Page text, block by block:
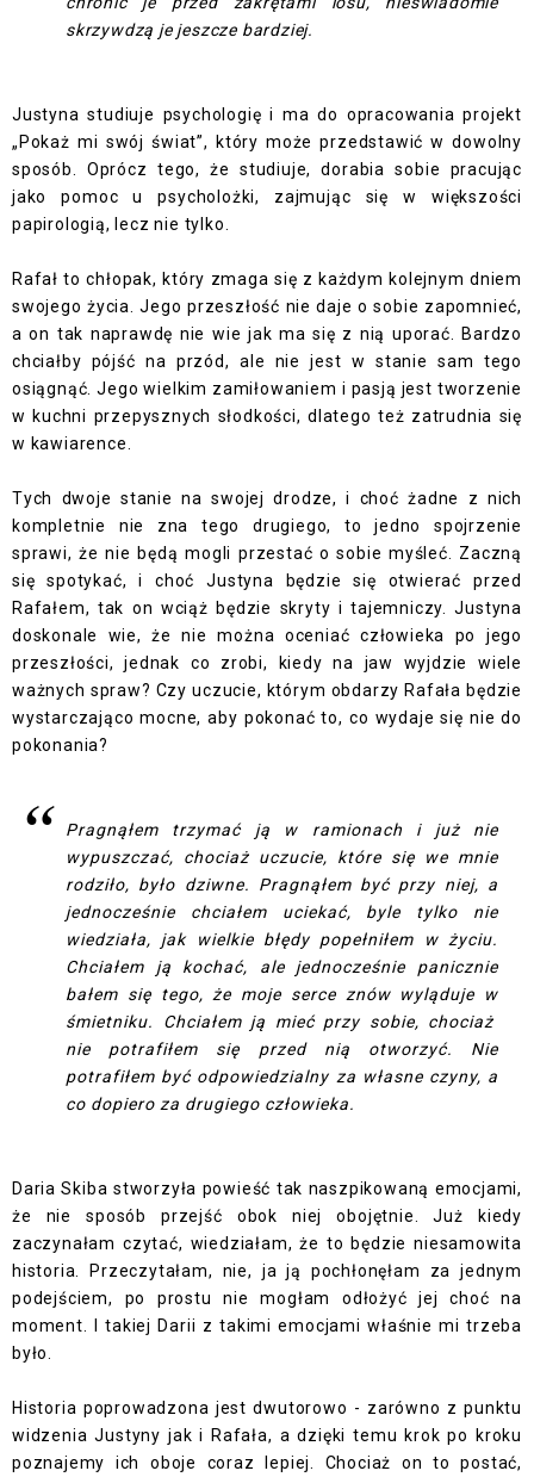
skrzywdzą je jeszcze bardziej.
Justyna studiuje psychologię i ma do opracowania projekt
„Pokaż mi swój świat”, który może przedstawić w dowolny
sposób. Oprócz tego, że studiuje, dorabia sobie pracując
jako pomoc u psycholożki, zajmując się w większości
papirologią, lecz nie tylko.
Rafał to chłopak, który zmaga się z każdym kolejnym dniem
swojego życia. Jego przeszłość nie daje o sobie zapomnieć,
a on tak naprawdę nie wie jak ma się z nią uporać. Bardzo
chciałby pójść na przód, ale nie jest w stanie sam tego
osiągnąć. Jego wielkim zamiłowaniem i pasją jest tworzenie
w kuchni przepysznych słodkości, dlatego też zatrudnia się
w kawiarence.
Tych dwoje stanie na swojej drodze, i choć żadne z nich
kompletnie nie zna tego drugiego, to jedno spojrzenie
sprawi, że nie będą mogli przestać o sobie myśleć. Zaczną
się spotykać, i choć Justyna będzie się otwierać przed
Rafałem, tak on wciąż będzie skryty i tajemniczy. Justyna
doskonale wie, że nie można oceniać człowieka po jego
przeszłości, jednak co zrobi, kiedy na jaw wyjdzie wiele
ważnych spraw? Czy uczucie, którym obdarzy Rafała będzie
wystarczająco mocne, aby pokonać to, co wydaje się nie do
pokonania?
Pragnąłem trzymać ją w ramionach i już nie
wypuszczać, chociaż uczucie, które się we mnie
rodziło, było dziwne. Pragnąłem być przy niej, a
jednocześnie chciałem uciekać, byle tylko nie
wiedziała, jak wielkie błędy popełniłem w życiu.
Chciałem ją kochać, ale jednocześnie panicznie
bałem się tego, że moje serce znów wyląduje w
śmietniku. Chciałem ją mieć przy sobie, chociaż
nie potrafiłem się przed nią otworzyć. Nie
potrafiłem być odpowiedzialny za własne czyny, a
co dopiero za drugiego człowieka.
Daria Skiba stworzyła powieść tak naszpikowaną emocjami,
że nie sposób przejść obok niej obojętnie. Już kiedy
zaczynałam czytać, wiedziałam, że to będzie niesamowita
historia. Przeczytałam, nie, ja ją pochłonęłam za jednym
podejściem, po prostu nie mogłam odłożyć jej choć na
moment. I takiej Darii z takimi emocjami właśnie mi trzeba
było.
Historia poprowadzona jest dwutorowo - zarówno z punktu
widzenia Justyny jak i Rafała, a dzięki temu krok po kroku
poznajemy ich oboje coraz lepiej. Chociaż on to postać,